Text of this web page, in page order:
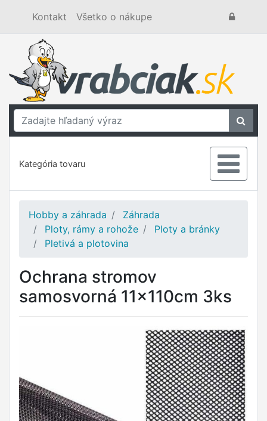
Kontakt Všetko o nákupe
Kategória tovaru
Hobby a záhrada
Záhrada
Ploty, rámy a rohože
Ploty a bránky
Pletivá a plotovina
Ochrana stromov
samosvorná 11x110cm 3ks